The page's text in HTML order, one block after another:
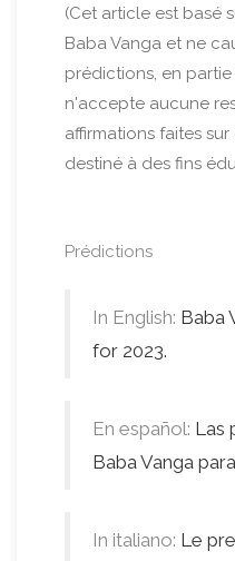
(Cet article est basé
Baba Vanga et ne
prédictions, en
n'accepte aucune
affirmations faites
destiné à des fins
Prédictions
In English: Baba
for 2023.
En español: Las
Baba Vanga
In italiano: Le